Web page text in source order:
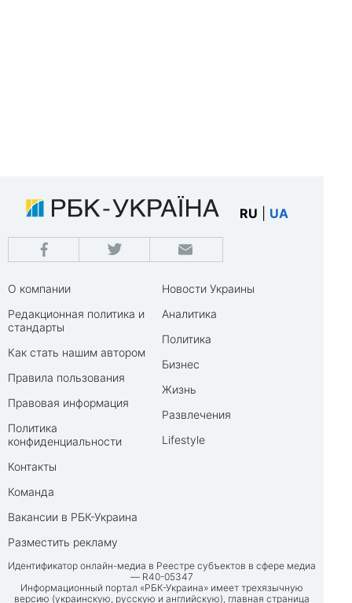
RU UA
О компании
Редакционная политика и
стандарты
Как стать нашим автором
Правила пользования
Правовая информация
Политика
конфиденциальности
Контакты
Команда
Вакансии в РБК-Украина
Разместить рекламу
Новости Украины
Аналитика
Политика
Бизнес
Жизнь
Развлечения
Lifestyle
Идентификатор онлайн-медиа в Реестре субъектов в сфере медиа
— R40-05347
Информационный портал «РБК-Украина» имеет трехязычную
версию (украинскую, русскую и английскую), главная страница